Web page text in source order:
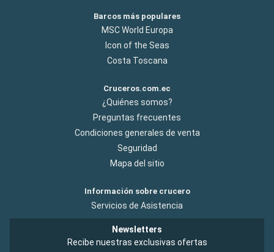
Barcos más populares
MSC World Europa
Icon of the Seas
Costa Toscana
Cruceros.com.ec
¿Quiénes somos?
Preguntas frecuentes
Condiciones generales de venta
Seguridad
Mapa del sitio
Información sobre crucero
Servicios de Asistencia
Newsletters
Recibe nuestras exclusivas ofertas